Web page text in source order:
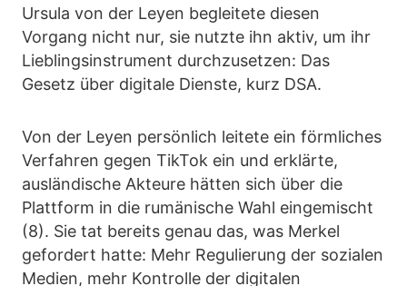
Ursula von der Leyen begleitete diesen
Vorgang nicht nur, sie nutzte ihn aktiv, um ihr
Lieblingsinstrument durchzusetzen: Das
Gesetz über digitale Dienste, kurz DSA.
Von der Leyen persönlich leitete ein förmliches
Verfahren gegen TikTok ein und erklärte,
ausländische Akteure hätten sich über die
Plattform in die rumänische Wahl eingemischt
(8). Sie tat bereits genau das, was Merkel
gefordert hatte: Mehr Regulierung der sozialen
Medien, mehr Kontrolle der digitalen